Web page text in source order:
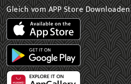
Gleich vom APP Store Downloaden